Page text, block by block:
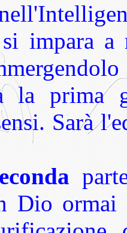
impara a
prima
Sarà
Dio